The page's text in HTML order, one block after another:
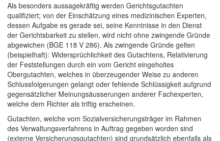
Als besonders aussagekräftig werden Gerichtsgutachten
qualifiziert; von der Einschätzung eines medizinischen Experten,
dessen Aufgabe es gerade sei, seine Kenntnisse in den Dienst
der Gerichtsbarkeit zu stellen, wird nicht ohne zwingende Gründe
abgewichen (BGE 118 V 286). Als zwingende Gründe gelten
(beispielhaft): Widersprüchlichkeit des Gutachtens, Relativierung
der Feststellungen durch ein vom Gericht eingeholtes
Obergutachten, welches in überzeugender Weise zu anderen
Schlussfolgerungen gelangt oder fehlende Schlüssigkeit aufgrund
gegensätzlicher Meinungsäusserungen anderer Fachexperten,
welche dem Richter als triftig erscheinen.
Gutachten, welche vom Sozialversicherungsträger im Rahmen
des Verwaltungsverfahrens in Auftrag gegeben worden sind
(externe Versicherungsgutachten) sind grundsätzlich ebenfalls als